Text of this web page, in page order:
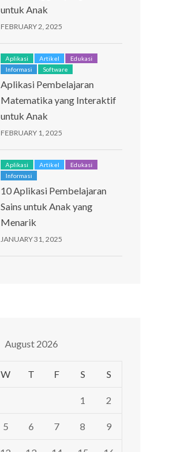
untuk Anak
FEBRUARY 2, 2025
Aplikasi Artikel
Edukasi
Informasi
Software
Aplikasi Pembelajaran
Matematika yang Interaktif
untuk Anak
FEBRUARY 1, 2025
Aplikasi Artikel
Edukasi
Informasi
10 Aplikasi Pembelajaran
Sains untuk Anak yang
Menarik
JANUARY 31, 2025
August 2026
W T F S S
1 2
5 6 7 8 9